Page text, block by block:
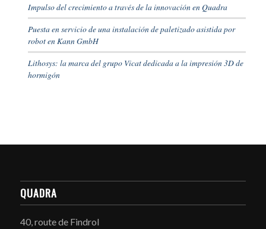
Impulso del crecimiento a través de la innovación en Quadra
Puesta en servicio de una instalación de paletizado asistida por
robot en Kann GmbH
Lithosys: la marca del grupo Vicat dedicada a la impresión 3D de
hormigón
QUADRA
40, route de Findrol